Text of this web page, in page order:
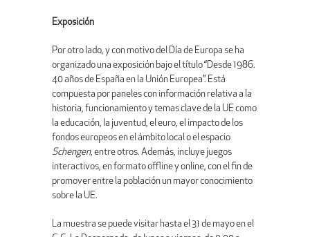
Exposición
Por otro lado, y con motivo del Día de Europa se ha
organizado una exposición bajo el título “Desde 1986.
40 años de España en la Unión Europea”. Está
compuesta por paneles con información relativa a la
historia, funcionamiento y temas clave de la UE como
la educación, la juventud, el euro, el impacto de los
fondos europeos en el ámbito local o el espacio
Schengen, entre otros. Además, incluye juegos
interactivos, en formato offline y online, con el fin de
promover entre la población un mayor conocimiento
sobre la UE.
La muestra se puede visitar hasta el 31 de mayo en el